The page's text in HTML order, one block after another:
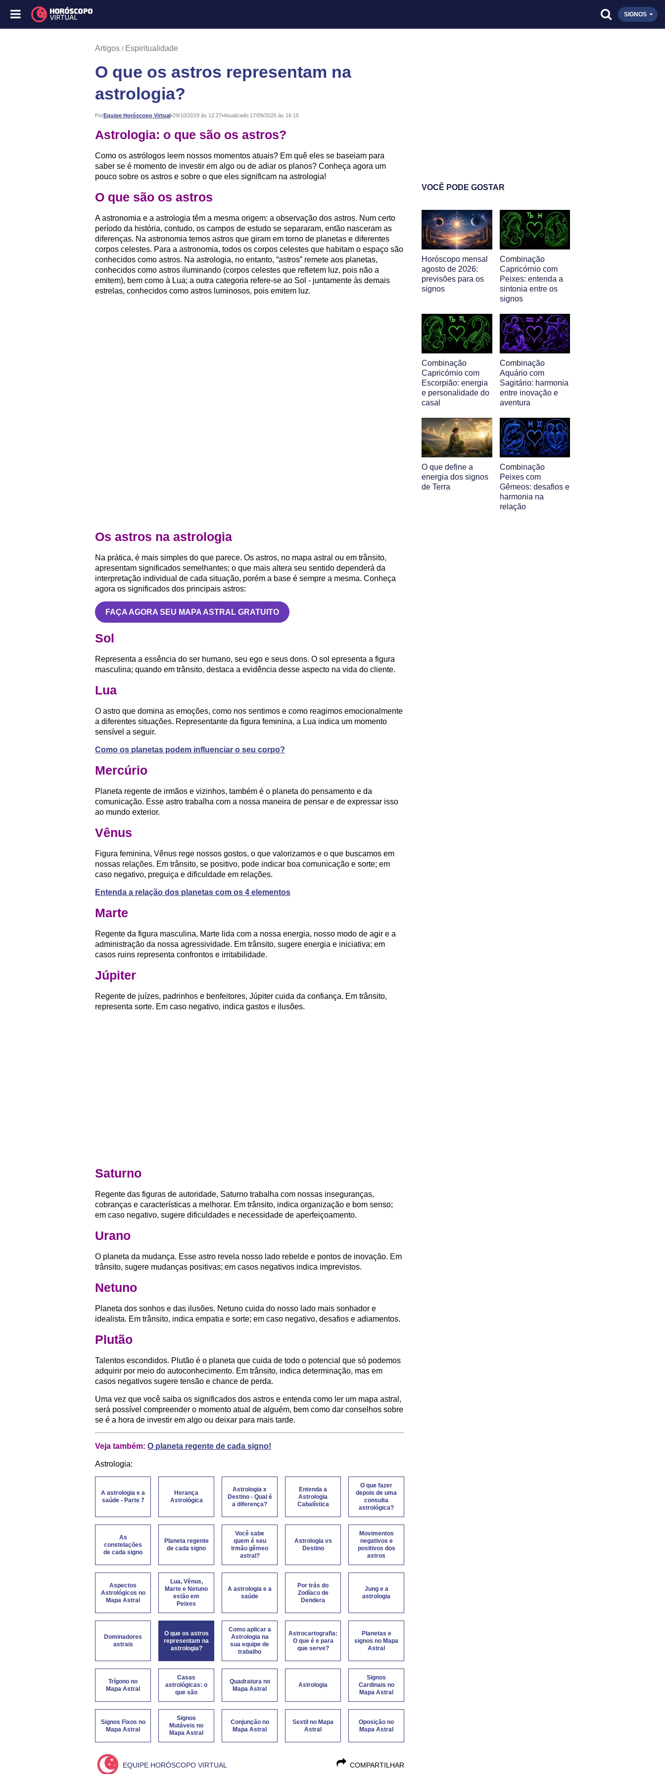
SIGNOS
Artigos Espiritualidade
O que os astros representam na
astrologia?
PorEquipe Horóscopo Virtual•
Publicado: 29/10/2019 às 12:27•Atualizado:17/09/2025 às 16:15
Astrologia: o que são os astros?
Como os astrólogos leem nossos momentos atuais? Em quê eles se baseiam para
saber se é momento de investir em algo ou de adiar os planos? Conheça agora um
pouco sobre os astros e sobre o que eles significam na astrologia!
O que são os astros
A astronomia e a astrologia têm a mesma origem: a observação dos astros. Num certo
período da história, contudo, os campos de estudo se separaram, então nasceram as
diferenças. Na astronomia temos astros que giram em torno de planetas e diferentes
corpos celestes. Para a astronomia, todos os corpos celestes que habitam o espaço são
conhecidos como astros. Na astrologia, no entanto, “astros” remete aos planetas,
conhecidos como astros iluminando (corpos celestes que refletem luz, pois não a
emitem), bem como à Lua; a outra categoria refere-se ao Sol - juntamente às demais
estrelas, conhecidos como astros luminosos, pois emitem luz.
Os astros na astrologia
Na prática, é mais simples do que parece. Os astros, no mapa astral ou em trânsito,
apresentam significados semelhantes; o que mais altera seu sentido dependerá da
interpretação individual de cada situação, porém a base é sempre a mesma. Conheça
agora os significados dos principais astros:
FAÇA AGORA SEU MAPA ASTRAL GRATUITO
Sol
Representa a essência do ser humano, seu ego e seus dons. O sol epresenta a figura
masculina; quando em trânsito, destaca a evidência desse aspecto na vida do cliente.
Lua
O astro que domina as emoções, como nos sentimos e como reagimos emocionalmente
a diferentes situações. Representante da figura feminina, a Lua indica um momento
sensível a seguir.
Como os planetas podem influenciar o seu corpo?
Mercúrio
Planeta regente de irmãos e vizinhos, também é o planeta do pensamento e da
comunicação. Esse astro trabalha com a nossa maneira de pensar e de expressar isso
ao mundo exterior.
Vênus
Figura feminina, Vênus rege nossos gostos, o que valorizamos e o que buscamos em
nossas relações. Em trânsito, se positivo, pode indicar boa comunicação e sorte; em
caso negativo, preguiça e dificuldade em relações.
Entenda a relação dos planetas com os 4 elementos
Marte
Regente da figura masculina, Marte lida com a nossa energia, nosso modo de agir e a
administração da nossa agressividade. Em trânsito, sugere energia e iniciativa; em
casos ruins representa confrontos e irritabilidade.
Júpiter
Regente de juízes, padrinhos e benfeitores, Júpiter cuida da confiança. Em trânsito,
representa sorte. Em caso negativo, indica gastos e ilusões.
Saturno
Regente das figuras de autoridade, Saturno trabalha com nossas inseguranças,
cobranças e características a melhorar. Em trânsito, indica organização e bom senso;
em caso negativo, sugere dificuldades e necessidade de aperfeiçoamento.
Urano
O planeta da mudança. Esse astro revela nosso lado rebelde e pontos de inovação. Em
trânsito, sugere mudanças positivas; em casos negativos indica imprevistos.
Netuno
Planeta dos sonhos e das ilusões. Netuno cuida do nosso lado mais sonhador e
idealista. Em trânsito, indica empatia e sorte; em caso negativo, desafios e adiamentos.
Plutão
Talentos escondidos. Plutão é o planeta que cuida de todo o potencial que só podemos
adquirir por meio do autoconhecimento. Em trânsito, indica determinação, mas em
casos negativos sugere tensão e chance de perda.
Uma vez que você saiba os significados dos astros e entenda como ler um mapa astral,
será possível compreender o momento atual de alguém, bem como dar conselhos sobre
se é a hora de investir em algo ou deixar para mais tarde.
Veja também: O planeta regente de cada signo!
Astrologia:
A astrologia e a
saúde - Parte 7
Herança
Astrológica
Astrologia x
Destino - Qual é
a diferença?
Entenda a
Astrologia
Cabalística
O que fazer
depois de uma
consulta
astrológica?
As
constelações
de cada signo
Planeta regente
de cada signo
Você sabe
quem é seu
irmão gêmeo
astral?
Astrologia vs
Destino
Movimentos
negativos e
positivos dos
astros
Aspectos
Astrológicos no
Mapa Astral
Lua, Vênus,
Marte e Netuno
estão em
Peixes
A astrologia e a
saúde
Por trás do
Zodíaco de
Dendera
Jung e a
astrologia
Dominadores
astrais
O que os astros
representam na
astrologia?
Como aplicar a
Astrologia na
sua equipe de
trabalho
Astrocartografia:
O que é e para
que serve?
Planetas e
signos no Mapa
Astral
Trígono no
Mapa Astral
Casas
astrológicas: o
que são
Quadratura no
Mapa Astral
Astrologia
Signos
Cardinais no
Mapa Astral
Signos Fixos no
Mapa Astral
Signos
Mutáveis no
Mapa Astral
Conjunção no
Mapa Astral
Sextil no Mapa
Astral
Oposição no
Mapa Astral
COMPARTILHAR
EQUIPE HORÓSCOPO VIRTUAL
VOCÊ PODE GOSTAR
Horóscopo mensal
agosto de 2026:
previsões para os
signos
Combinação
Capricórnio com
Peixes: entenda a
sintonia entre os
signos
Combinação
Capricórnio com
Escorpião: energia
e personalidade do
casal
Combinação
Aquário com
Sagitário: harmonia
entre inovação e
aventura
O que define a
energia dos signos
de Terra
Combinação
Peixes com
Gêmeos: desafios e
harmonia na
relação